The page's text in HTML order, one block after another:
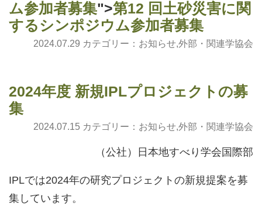
ム参加者募集">第12 回土砂災害に関
するシンポジウム参加者募集
2024.07.29 カテゴリー： お知らせ,外部・関連学協会
2024年度 新規IPLプロジェクトの募
集
2024.07.15 カテゴリー： お知らせ,外部・関連学協会
（公社）日本地すべり学会国際部
IPLでは2024年の研究プロジェクトの新規提案を募
集しています。